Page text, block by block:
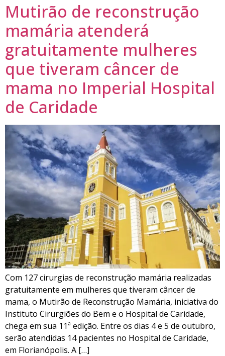
Mutirão de reconstrução
mamária atenderá
gratuitamente mulheres
que tiveram câncer de
mama no Imperial Hospital
de Caridade
Com 127 cirurgias de reconstrução mamária realizadas
gratuitamente em mulheres que tiveram câncer de
mama, o Mutirão de Reconstrução Mamária, iniciativa do
Instituto Cirurgiões do Bem e o Hospital de Caridade,
chega em sua 11ª edição. Entre os dias 4 e 5 de outubro,
serão atendidas 14 pacientes no Hospital de Caridade,
em Florianópolis. A […]